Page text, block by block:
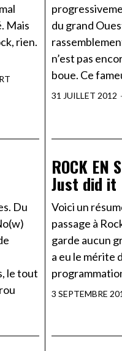
Mais
rien.
du grand
n’est pas
boue. Ce
31 JUILLET 2012
Du
le tout
ROCK EN
Just did it
Voici un
passage à
garde aucun
a eu le mérite
3 SEPTEMBRE